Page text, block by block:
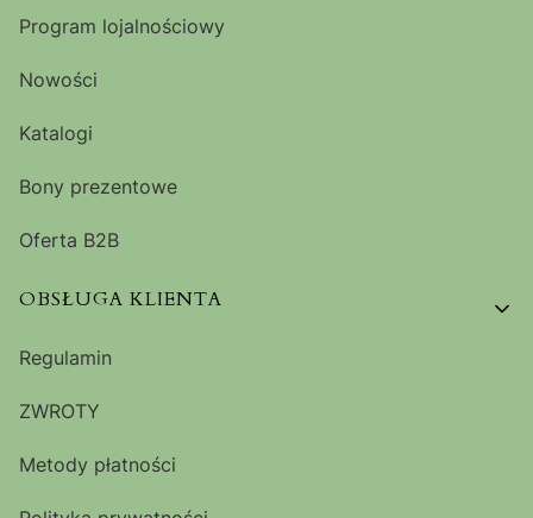
Program lojalnościowy
Nowości
Katalogi
Bony prezentowe
Oferta B2B
OBSŁUGA KLIENTA
Regulamin
ZWROTY
Metody płatności